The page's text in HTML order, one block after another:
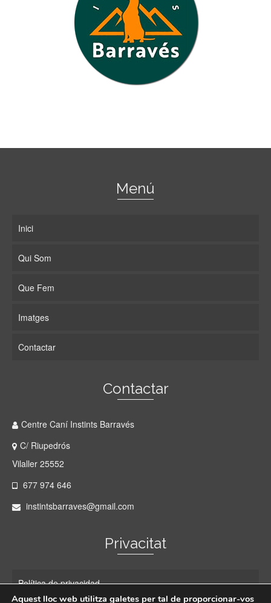
Menú
Inici
Qui Som
Que Fem
Imatges
Contactar
Contactar
Centre Caní Instints Barravés
C/ Riupedrós
Vilaller 25552
677 974 646
instintsbarraves@gmail.com
Privacitat
Política de privacidad
Aquest lloc web utilitza galetes per tal de proporcionar-vos